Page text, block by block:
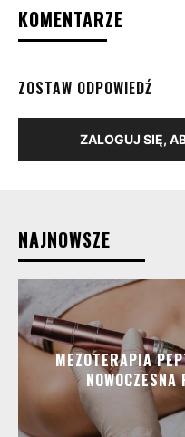
KOMENTARZE
ZOSTAW ODPOWIEDŹ
ZALOGUJ SIĘ,
NAJNOWSZE
MEZOTERAPIA